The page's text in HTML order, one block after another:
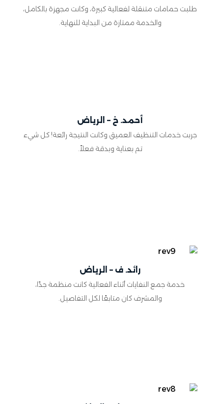
طلبت حمامات متنقلة لفعالية كبيرة، وكانت مجهزة بالكامل،
والخدمة ممتازة من البداية للنهاية.
أحمد. خ – الرياض
جربت خدمات التنظيف العميق وكانت النتيجة رائعة! كل شيء
تم بعناية وبدقة فعلاً.
رائد. ف – الرياض
خدمة جمع النفايات أثناء الفعالية كانت منظمة جدًا،
والمشرف كان متابعًا لكل التفاصيل.